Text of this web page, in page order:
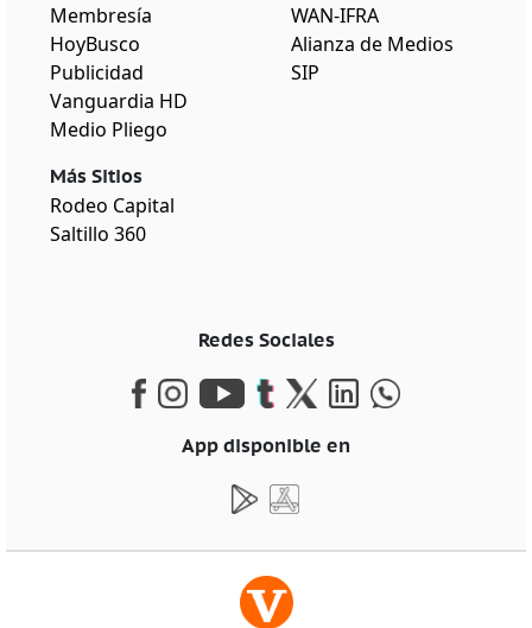
Membresía
HoyBusco
Publicidad
Vanguardia HD
Medio Pliego
Más Sitios
Rodeo Capital
Saltillo 360
WAN-IFRA
Alianza de Medios
SIP
Redes Sociales
App disponible en